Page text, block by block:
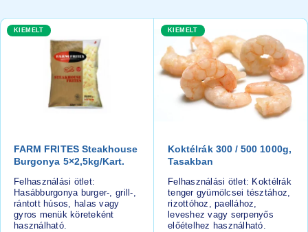
KIEMELT
FARM FRITES Steakhouse
Burgonya 5×2,5kg/kart.
Felhasználási ötlet:
Hasábburgonya burger-, grill-,
rántott húsos, halas vagy
gyros menük köreteként
használható.
KIEMELT
Koktélrák 300 / 500 1000g,
Tasakban
Felhasználási ötlet: Koktélrák
tenger gyümölcsei tésztához,
rizottóhoz, paellához,
leveshez vagy serpenyős
előételhez használható.